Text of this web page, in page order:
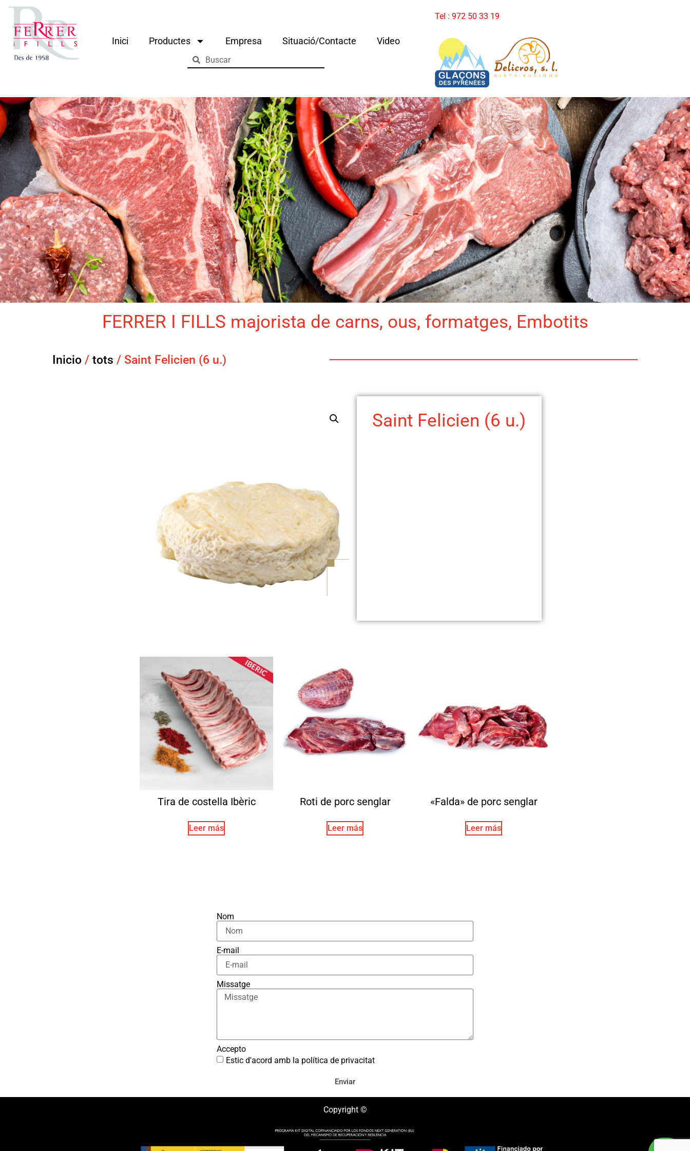
Inici Productes Empresa Situació/Contacte Video
Tel : 972 50 33 19
FERRER I FILLS majorista de carns, ous, formatges, Embotits
Inicio / tots / Saint Felicien (6 u.)
Saint Felicien (6 u.)
Tira de costella Ibèric
Leer más
Roti de porc senglar
Leer más
«Falda» de porc senglar
Leer más
Nom
E-mail
Missatge
Accepto
Estic d'acord amb la política de privacitat
Enviar
Copyright ©